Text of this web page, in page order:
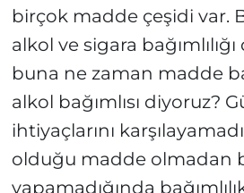
birçok madde çeşidi var.
alkol ve sigara
buna ne zaman madde
alkol bağımlısı diyoruz?
ihtiyaçlarını
olduğu madde olmadan
yapamadığında